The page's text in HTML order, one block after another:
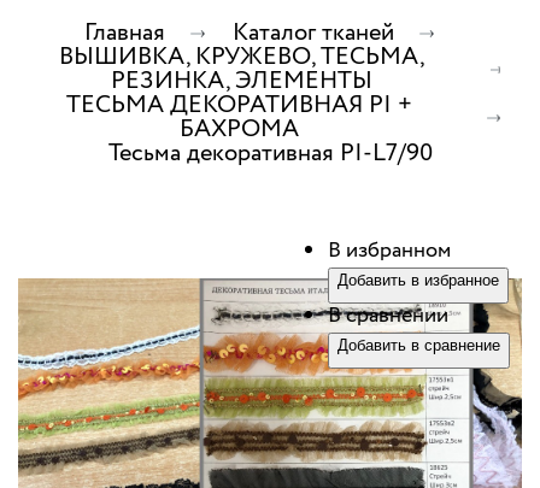
Главная Каталог тканей
ВЫШИВКА, КРУЖЕВО, ТЕСЬМА,
РЕЗИНКА, ЭЛЕМЕНТЫ
ТЕСЬМА ДЕКОРАТИВНАЯ PI +
БАХРОМА
Тесьма декоративная PI-L7/90
В избранном
Добавить в избранное
В сравнении
Добавить в сравнение